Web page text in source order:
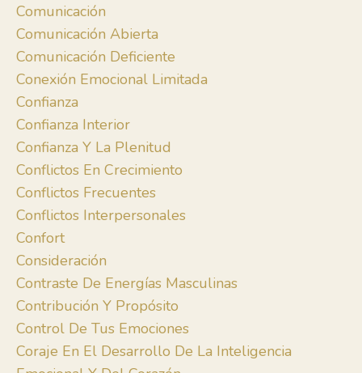
Comunicación
Comunicación Abierta
Comunicación Deficiente
Conexión Emocional Limitada
Confianza
Confianza Interior
Confianza Y La Plenitud
Conflictos En Crecimiento
Conflictos Frecuentes
Conflictos Interpersonales
Confort
Consideración
Contraste De Energías Masculinas
Contribución Y Propósito
Control De Tus Emociones
Coraje En El Desarrollo De La Inteligencia